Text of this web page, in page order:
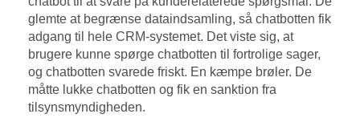
glemte at begrænse dataindsamling, så chatbotten fik
adgang til hele CRM-systemet. Det viste sig, at
brugere kunne spørge chatbotten til fortrolige sager,
og chatbotten svarede friskt. En kæmpe brøler. De
måtte lukke chatbotten og fik en sanktion fra
tilsynsmyndigheden.